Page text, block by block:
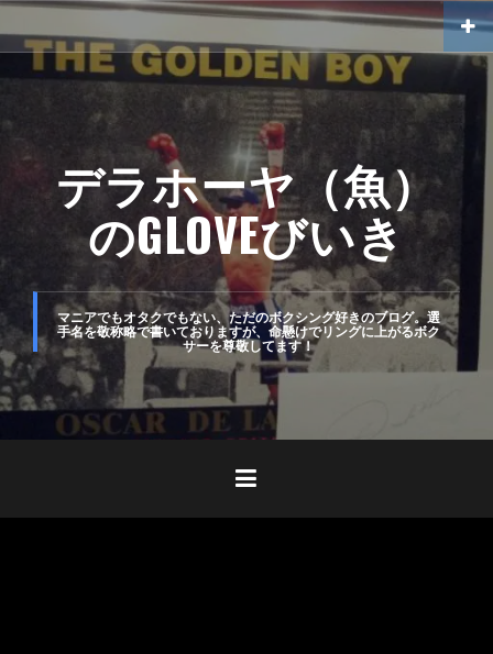
ン
ン
キ
プ
デラホーヤ（魚）
のGLOVEびいき
マニアでもオタクでもない、ただのボクシング好きのブログ。選
手名を敬称略で書いておりますが、命懸けでリングに上がるボク
サーを尊敬してます！